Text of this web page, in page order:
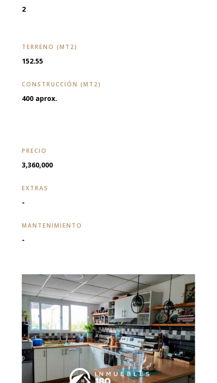
2
TERRENO (MT2)
152.55
CONSTRUCCIÓN (MT2)
400 aprox.
PRECIO
3,360,000
EXTRAS
-
MANTENIMIENTO
-